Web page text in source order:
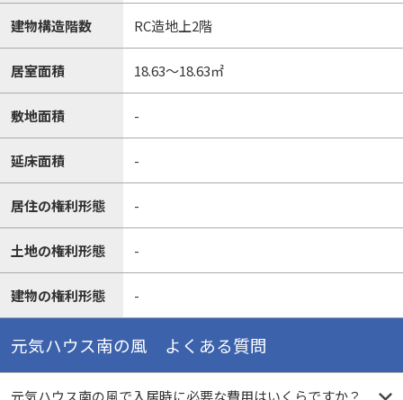
建物構造階数 RC造地上2階
居室面積 18.63～18.63㎡
敷地面積 -
延床面積 -
居住の権利形態 -
土地の権利形態 -
建物の権利形態 -
元気ハウス南の風 よくある質問